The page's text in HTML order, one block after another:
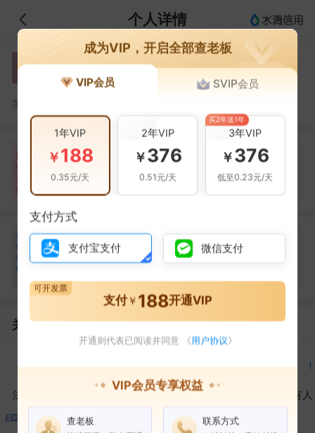
个人详情
董 董宇
简介：
风
险
扫
描
自身风险
暂无风险
关联风险
经营异常(4条)
提示信息
暂无风险
合
作
伙
伴
袁 袁昭明
合作1次
关联企业
1
法定代表人
1
对外投资
1
在外任职
1
作为受益所有人
1 1
成为VIP，开启全部查老板
VIP会员 SVIP会员
1年VIP
￥188
0.35元/天
2年VIP
￥376
0.51元/天
3年VIP
￥376
低至0.23元/天
买2年送1年
支付方式
支付宝支付 微信支付
支付￥ 188开通VIP
可开发票
开通则代表已阅读并同意 《用户协议》
VIP会员专享权益
查老板 联系方式